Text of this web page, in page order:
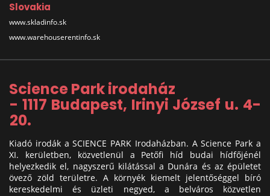
Slovakia
www.skladinfo.sk
www.warehouserentinfo.sk
Science Park irodaház
- 1117 Budapest, Irinyi József u. 4-
20.
Kiadó irodák a SCIENCE PARK Irodaházban. A Science Park a
XI. kerületben, közvetlenül a Petőfi híd budai hídfőjénél
helyezkedik el, nagyszerű kilátással a Dunára és az épületet
övező zöld területre. A környék kiemelt jelentőséggel bíró
kereskedelmi és üzleti negyed, a belváros közvetlen